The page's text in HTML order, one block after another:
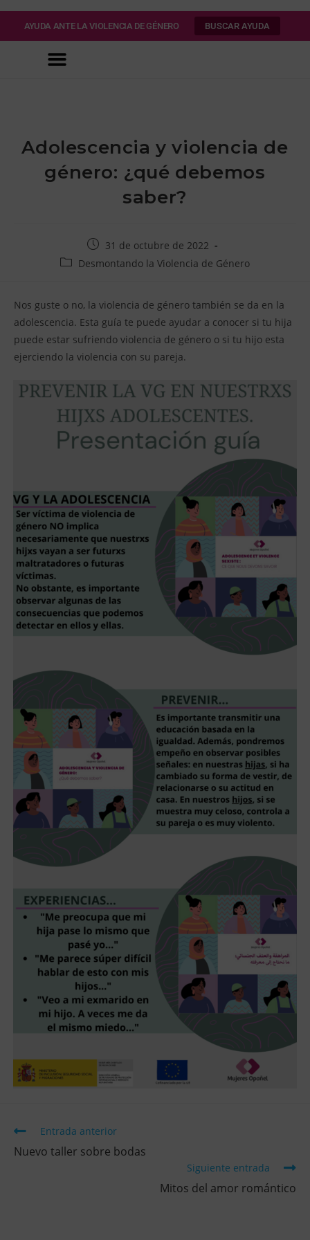
AYUDA ANTE LA VIOLENCIA DE GÉNERO BUSCAR AYUDA
Adolescencia y violencia de
género: ¿qué debemos
saber?
31 de octubre de 2022
Desmontando la Violencia de Género
Nos guste o no, la violencia de género también se da en la
adolescencia. Esta guía te puede ayudar a conocer si tu hija
puede estar sufriendo violencia de género o si tu hijo esta
ejerciendo la violencia con su pareja.
Entrada anterior
Nuevo taller sobre bodas
Siguiente entrada
Mitos del amor romántico